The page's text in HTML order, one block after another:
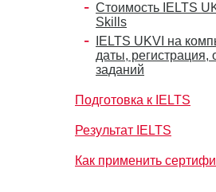
Стоимость IELTS
Skills
IELTS UKVI на
даты, регистрация,
заданий
Подготовка к IELTS
Результат IELTS
Как применить